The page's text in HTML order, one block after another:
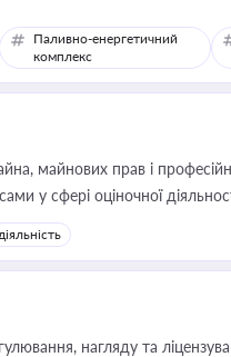
Паливно-енергетичний
комплекс
майнових прав і
у сфері оціночної
юриста або бухгалтера
статусу суб'єктів
нагляду та